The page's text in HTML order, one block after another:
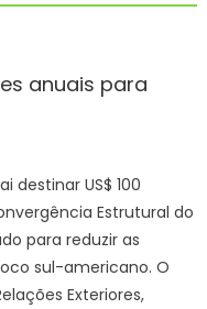
anuais para
destinar US$ 100
Estrutural do
para reduzir as
sul-americano. O
Exteriores,